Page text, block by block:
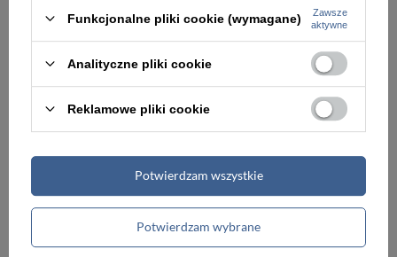
-5%
Torebka ze skóry naturalnej damska Barberini's 691/1-46 listonoszka mała ciemnosrebrna
151,00 zł
Najniższa cena:152,00 zł
159,00 zł
-5%
113,00 zł
Najniższa cena:114,00 zł
119,00 zł
PROMOCJA
Funkcjonalne pliki cookie (wymagane)
Zawsze
aktywne
Analityczne pliki cookie
Reklamowe pliki cookie
Potwierdzam wybrane
Potwierdzam wszystkie